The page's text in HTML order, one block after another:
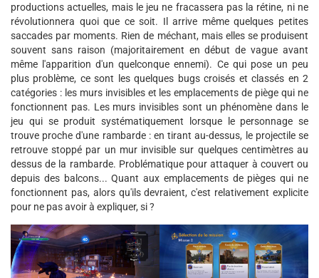
productions actuelles, mais le jeu ne fracassera pas la rétine, ni ne
révolutionnera quoi que ce soit. Il arrive même quelques petites
saccades par moments. Rien de méchant, mais elles se produisent
souvent sans raison (majoritairement en début de vague avant
même l'apparition d'un quelconque ennemi). Ce qui pose un peu
plus problème, ce sont les quelques bugs croisés et classés en 2
catégories : les murs invisibles et les emplacements de piège qui ne
fonctionnent pas. Les murs invisibles sont un phénomène dans le
jeu qui se produit systématiquement lorsque le personnage se
trouve proche d'une rambarde : en tirant au-dessus, le projectile se
retrouve stoppé par un mur invisible sur quelques centimètres au
dessus de la rambarde. Problématique pour attaquer à couvert ou
depuis des balcons... Quant aux emplacements de pièges qui ne
fonctionnent pas, alors qu'ils devraient, c'est relativement explicite
pour ne pas avoir à expliquer, si ?